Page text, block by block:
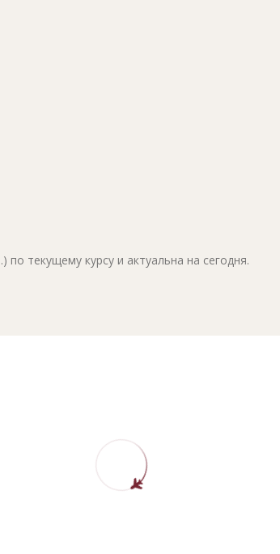
текущему курсу и актуальна на сегодня.